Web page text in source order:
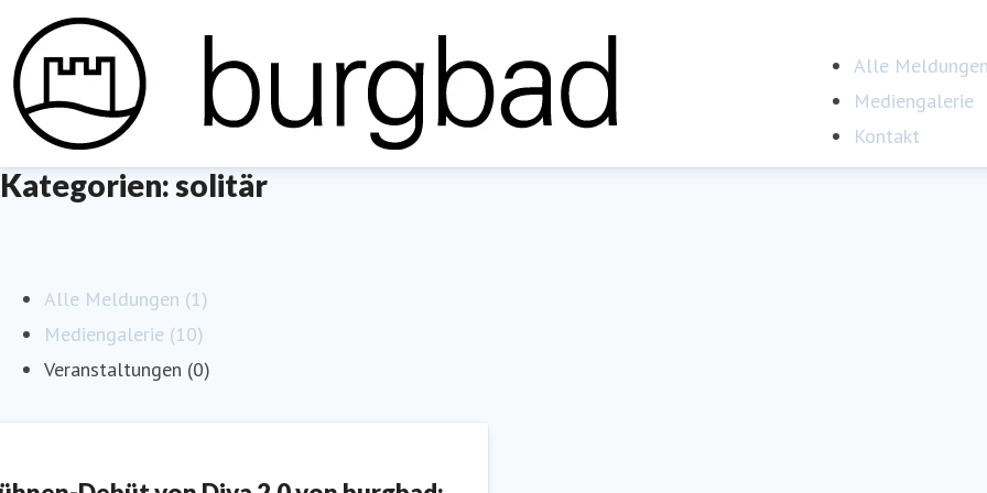
Alle Meldungen
Mediengalerie
Kontakt
Kategorien: solitär
Alle Meldungen (1)
Mediengalerie (10)
Veranstaltungen (0)